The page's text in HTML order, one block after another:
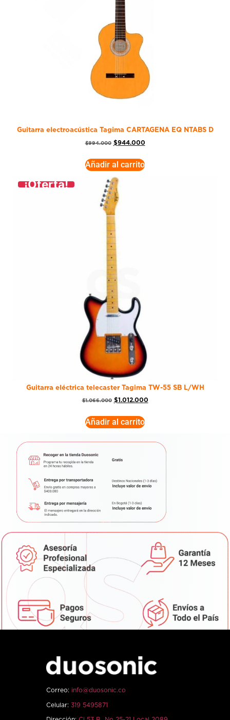
Guitarra electroacústica Tagima CARTAGENA EQ NTABS D
$994.000 $944.000
Añadir al carrito
¡Oferta!
Guitarra eléctrica telecaster Tagima TW-55 SB L/WH
$1.066.000 $1.012.000
Añadir al carrito
Correo: info@duosonic.co
Celular: 319 5495871